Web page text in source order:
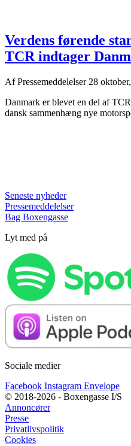
Verdens førende
TCR indtager
AfPressemeddelelser 28
Danmark er blevet en del af
dansk sammenhæng nye
Seneste nyheder
Pressemeddelelser
Bag Boxengasse
Lyt med på
Sociale medier
Facebook Instagram Envelope
© 2018-2026 - Boxengasse I/S
Annoncører
Presse
Privatlivspolitik
Cookies